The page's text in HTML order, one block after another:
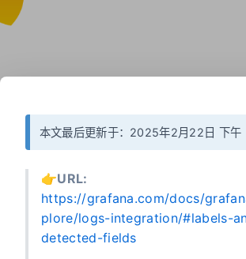
本文最后更新于：2025年2月22日 下午
👉️URL:
https://grafana.com/docs/
plore/logs-integration/#labels-
detected-fields